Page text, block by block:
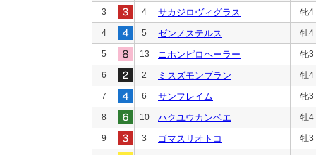
3 4 サカジロヴィグラス 牝4
4 5 ゼンノステルス 牡4
5 13 ニホンピロヘーラー 牝3
6 2 ミスズモンブラン 牡4
7 6 サンフレイム 牝3
8 10 ハクユウカンベエ 牡4
9 3 ゴマスリオトコ 牡3